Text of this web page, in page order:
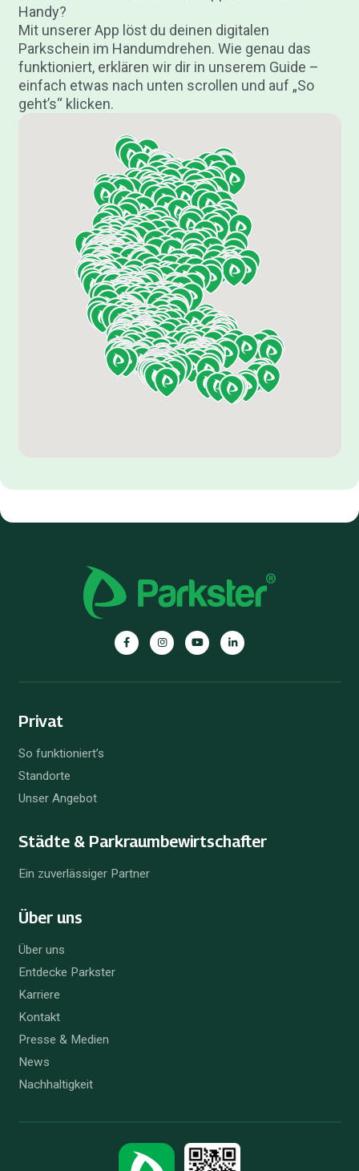
Handy?
Mit unserer App löst du deinen digitalen
Parkschein im Handumdrehen. Wie genau das
funktioniert, erklären wir dir in unserem Guide –
einfach etwas nach unten scrollen und auf „So
geht’s“ klicken.
Parkster
auf
Parkster
auf
Parkster
auf
Parkster
auf
Privat
So funktioniert’s
Standorte
Unser Angebot
Städte & Parkraum­bewirtschafter
Ein zuverlässiger Partner
Über uns
Über uns
Entdecke Parkster
Karriere
Kontakt
Presse & Medien
News
Nachhaltigkeit